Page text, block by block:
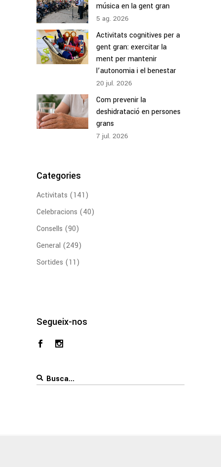
música en la gent gran
5 ag. 2026
Activitats cognitives per a
gent gran: exercitar la
ment per mantenir
l’autonomia i el benestar
20 jul. 2026
Com prevenir la
deshidratació en persones
grans
7 jul. 2026
Categories
Activitats (141)
Celebracions (40)
Consells (90)
General (249)
Sortides (11)
Segueix-nos
Search